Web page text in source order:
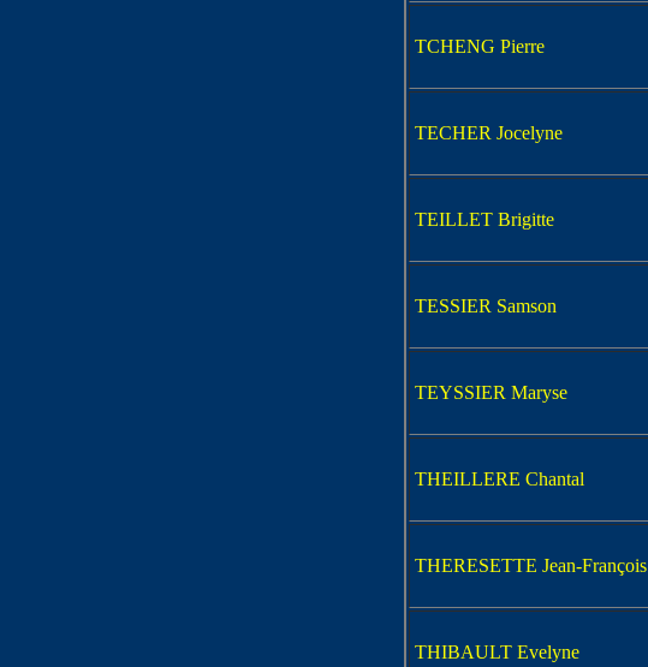
TCHENG Pierre
TECHER Jocelyne
TEILLET Brigitte
TESSIER Samson
TEYSSIER Maryse
THEILLERE Chantal
THERESETTE Jean-François
THIBAULT Evelyne